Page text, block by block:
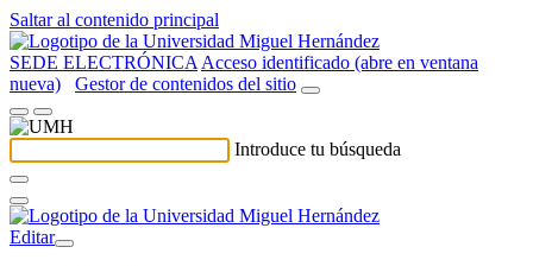
Saltar al contenido principal
SEDE ELECTRÓNICA Acceso identificado (abre en ventana
nueva)
Gestor de contenidos del sitio
Introduce tu búsqueda
Editar